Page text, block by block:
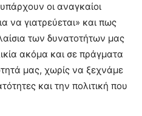
οι αναγκαίοι
να γιατρεύεται» και πως
των δυνατοτήτων μας
ακόμα και σε πράγματα
μας, χωρίς να ξεχνάμε
και την πολιτική που